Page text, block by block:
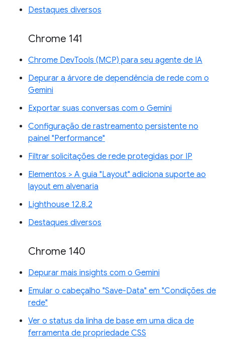
Destaques diversos
Chrome 141
Chrome DevTools (MCP) para seu agente de IA
Depurar a árvore de dependência de rede com o
Gemini
Exportar suas conversas com o Gemini
Configuração de rastreamento persistente no
painel "Performance"
Filtrar solicitações de rede protegidas por IP
Elementos > A guia "Layout" adiciona suporte ao
layout em alvenaria
Lighthouse 12.8.2
Destaques diversos
Chrome 140
Depurar mais insights com o Gemini
Emular o cabeçalho "Save-Data" em "Condições de
rede"
Ver o status da linha de base em uma dica de
ferramenta de propriedade CSS